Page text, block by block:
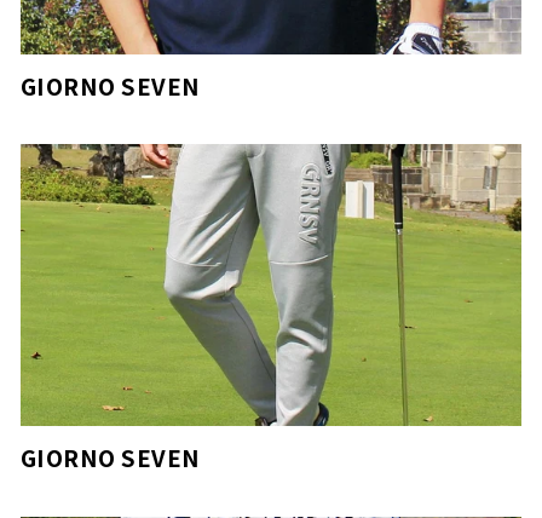
GIORNO SEVEN
GIORNO SEVEN